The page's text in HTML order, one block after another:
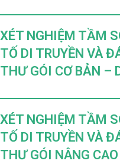
XÉT NGHIỆM TẦM
TỐ DI TRUYỀN VÀ
THƯ GÓI CƠ BẢN –
XÉT NGHIỆM TẦM
TỐ DI TRUYỀN VÀ
THƯ GÓI NÂNG CAO